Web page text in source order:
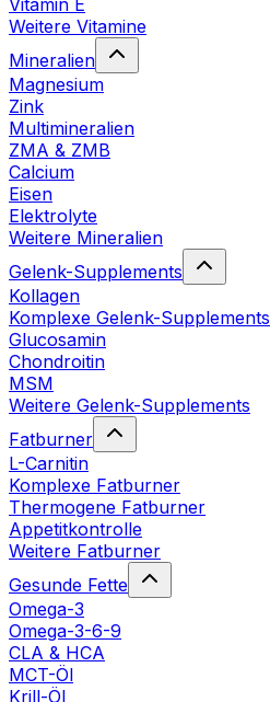
Vitamin E
Weitere Vitamine
Mineralien
Magnesium
Zink
Multimineralien
ZMA & ZMB
Calcium
Eisen
Elektrolyte
Weitere Mineralien
Gelenk-Supplements
Kollagen
Komplexe Gelenk-Supplements
Glucosamin
Chondroitin
MSM
Weitere Gelenk-Supplements
Fatburner
L-Carnitin
Komplexe Fatburner
Thermogene Fatburner
Appetitkontrolle
Weitere Fatburner
Gesunde Fette
Omega-3
Omega-3-6-9
CLA & HCA
MCT-Öl
Krill-Öl